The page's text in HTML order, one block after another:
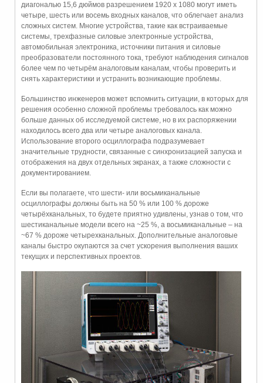
диагональю 15,6 дюймов разрешением 1920 x 1080 могут иметь
четыре, шесть или восемь входных каналов, что облегчает анализ
сложных систем. Многие устройства, такие как встраиваемые
системы, трехфазные силовые электронные устройства,
автомобильная электроника, источники питания и силовые
преобразователи постоянного тока, требуют наблюдения сигналов
более чем по четырём аналоговым каналам, чтобы проверить и
снять характеристики и устранить возникающие проблемы.
Большинство инженеров может вспомнить ситуации, в которых для
решения особенно сложной проблемы требовалось как можно
больше данных об исследуемой системе, но в их распоряжении
находилось всего два или четыре аналоговых канала.
Использование второго осциллографа подразумевает
значительные трудности, связанные с синхронизацией запуска и
отображения на двух отдельных экранах, а также сложности с
документированием.
Если вы полагаете, что шести- или восьмиканальные
осциллографы должны быть на 50 % или 100 % дороже
четырёхканальных, то будете приятно удивлены, узнав о том, что
шестиканальные модели всего на ~25 %, а восьмиканальные – на
~67 % дороже четырехканальных. Дополнительные аналоговые
каналы быстро окупаются за счет ускорения выполнения ваших
текущих и перспективных проектов.